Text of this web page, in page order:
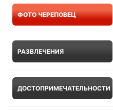
ФОТО ЧЕРЕПОВЕЦ
РАЗВЛЕЧЕНИЯ
ДОСТОПРИМЕЧАТЕЛЬНОСТИ